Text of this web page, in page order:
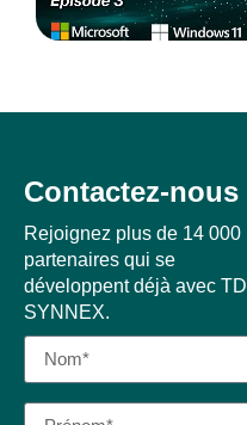
Contactez-nous
Rejoignez plus de 14 000
partenaires qui se
développent déjà avec TD
SYNNEX.